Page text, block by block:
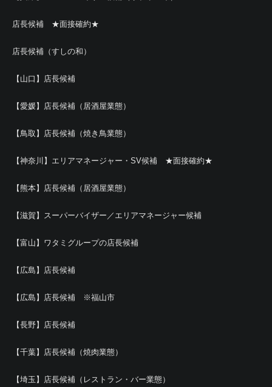
店長候補 ★面接確約★
店長候補（すしの和）
【山口】店長候補
【愛媛】店長候補（居酒屋業態）
【鳥取】店長候補（焼き鳥業態）
【神奈川】エリアマネージャー・SV候補 ★面接確約★
【熊本】店長候補（居酒屋業態）
【滋賀】スーパーバイザー／エリアマネージャー候補
【富山】ワタミグループの店長候補
【広島】店長候補
【広島】店長候補 ※福山市
【長野】店長候補
【千葉】店長候補（焼肉業態）
【埼玉】店長候補（レストラン・バー業態）